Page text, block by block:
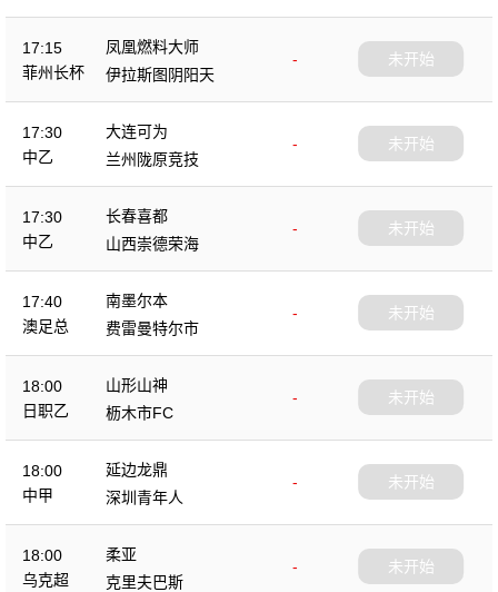
17:15
菲州长杯
凤凰燃料大师
-
伊拉斯图阴阳天
未开始
17:30
中乙
大连可为
-
兰州陇原竞技
未开始
17:30
中乙
长春喜都
-
山西崇德荣海
未开始
17:40
澳足总
南墨尔本
-
费雷曼特尔市
未开始
18:00
日职乙
山形山神
-
枥木市FC
未开始
18:00
中甲
延边龙鼎
-
深圳青年人
未开始
18:00
乌克超
柔亚
-
克里夫巴斯
未开始